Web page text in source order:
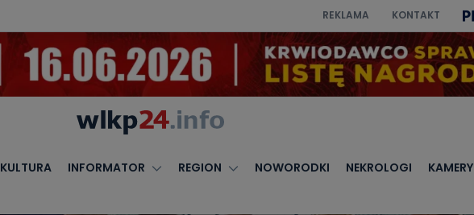
REKLAMA KONTAKT
KULTURA INFORMATOR REGION NOWORODKI NEKROLOGI KAMERY